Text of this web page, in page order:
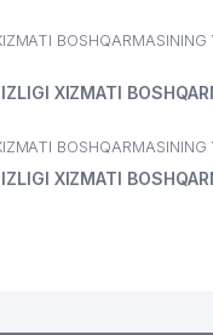
XIZMATI
XIZMATI